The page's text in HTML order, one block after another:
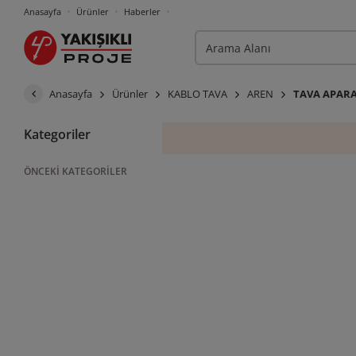
Anasayfa Ürünler Haberler
Anasayfa Ürünler KABLO TAVA AREN TAVA
Kategoriler
ÖNCEKI KATEGORILER